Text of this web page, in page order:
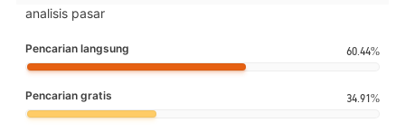
analisis pasar
Pencarian langsung 60.44%
Pencarian gratis 34.91%